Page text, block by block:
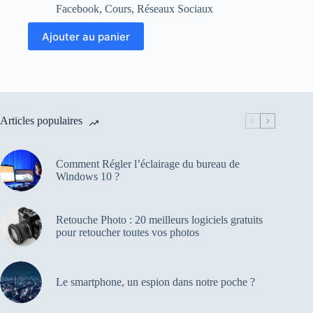
prix
initial
était :
240,00€.
prix
actuel
est :
180,00€.
Facebook, Cours, Réseaux Sociaux
Ajouter au panier
Articles populaires
Comment Régler l’éclairage du bureau de
Windows 10 ?
Retouche Photo : 20 meilleurs logiciels gratuits
pour retoucher toutes vos photos
Le smartphone, un espion dans notre poche ?